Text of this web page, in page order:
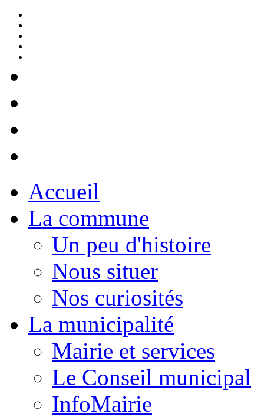
Accueil
La commune
Un peu d'histoire
Nous situer
Nos curiosités
La municipalité
Mairie et services
Le Conseil municipal
InfoMairie